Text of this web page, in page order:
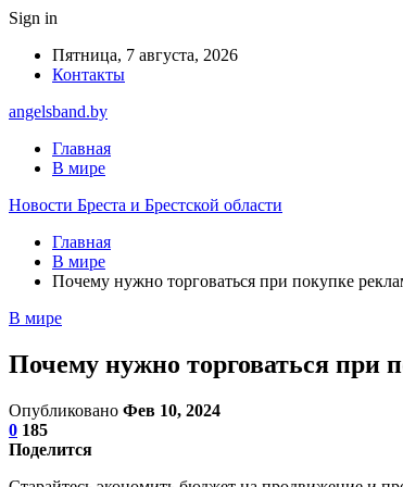
Sign in
Пятница, 7 августа, 2026
Контакты
angelsband.by
Главная
В мире
Новости Бреста и Брестской области
Главная
В мире
Почему нужно торговаться при покупке
В мире
Почему нужно торговаться при
Опубликовано Фев 10, 2024
0 185
Поделится